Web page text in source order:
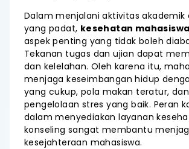
Dalam menjalani aktivitas akademik
yang padat, kesehatan mahasiswa
aspek penting yang tidak boleh
Tekanan tugas dan ujian dapat
dan kelelahan. Oleh karena itu,
menjaga keseimbangan hidup
yang cukup, pola makan teratur, dan
pengelolaan stres yang baik. Peran
dalam menyediakan layanan
konseling sangat membantu
kesejahteraan mahasiswa.